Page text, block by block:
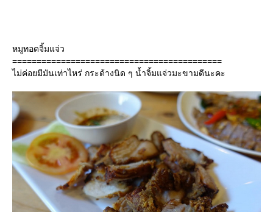
หมูทอดจิ้มแจ่ว
===========================================
ไม่ค่อยมีมันเท่าไหร่ กระด้างนิด ๆ น้ำจิ้มแจ่วมะขามดีนะคะ